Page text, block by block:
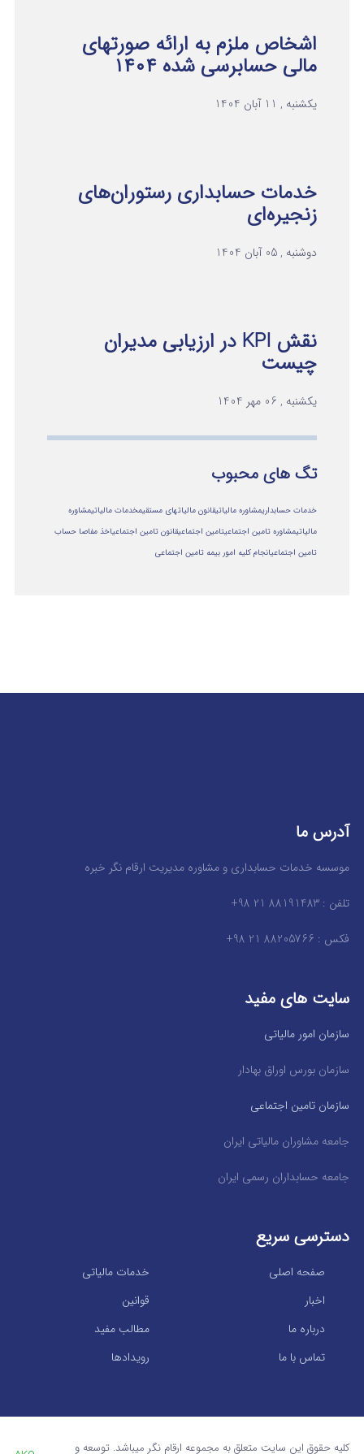
اشخاص ملزم به ارائه صورتهای
مالی حسابرسی شده ۱۴۰۴
یکشنبه , 11 آبان 1404
خدمات حسابداری رستوران‌های
زنجیره‌ای
دوشنبه , 05 آبان 1404
نقش KPI در ارزیابی مدیران
چیست
یکشنبه , 06 مهر 1404
تگ های محبوب
خدمات حسابداریمشاوره مالیاتیقانون مالیاتهای مستقیمخدمات مالیاتیمشاوره
مالياتيمشاوره تامین اجتماعیتامین اجتماعیقانون تامین اجتماعیاخذ مفاصا حساب
تامین اجتماعیانجام کلیه امور بیمه تامین اجتماعی
آدرس ما
موسسه خدمات حسابداری و مشاوره مدیریت ارقام نگر خبره
تلفن : 88191483 21 98+
فکس : 88205766 21 98+
سایت های مفید
سازمان امور مالیاتی
سازمان بورس اوراق بهادار
سازمان تامین اجتماعی
جامعه مشاوران مالیاتی ایران
جامعه حسابداران رسمی ایران
دسترسی سریع
خدمات مالیاتی
صفحه اصلی
قوانین
اخبار
مطالب مفید
درباره ما
رویدادها
تماس با ما
کلیه حقوق این سایت متعلق به مجموعه ارقام نگر میباشد. توسعه و